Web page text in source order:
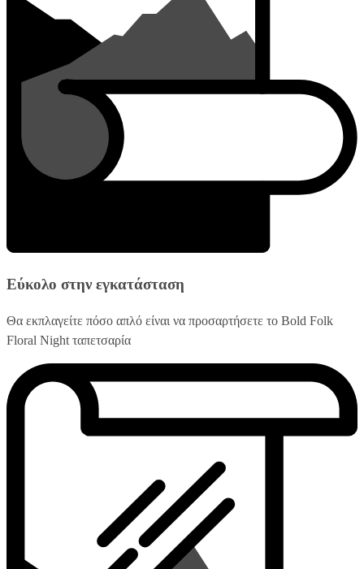
Εύκολο στην εγκατάσταση
Θα εκπλαγείτε πόσο απλό είναι να προσαρτήσετε το Bold Folk
Floral Night ταπετσαρία